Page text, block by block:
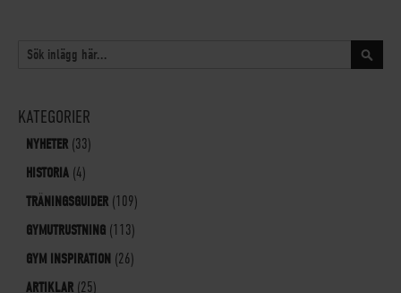
SÖK
KATEGORIER
NYHETER (33)
HISTORIA (4)
TRÄNINGSGUIDER (109)
GYMUTRUSTNING (113)
GYM INSPIRATION (26)
ARTIKLAR (25)